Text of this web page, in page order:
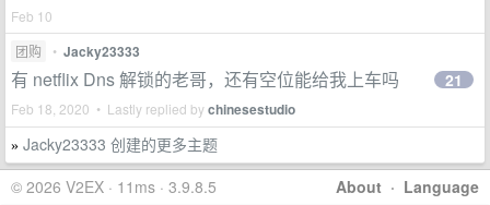
Feb 10
团购
• Jacky23333
有 netflix Dns 解锁的老哥，还有空位能给我上车吗
Feb 18, 2020 • Lastly replied bychinesestudio
21
» Jacky23333 创建的更多主题
About · Language
© 2026 V2EX · 11ms · 3.9.8.5